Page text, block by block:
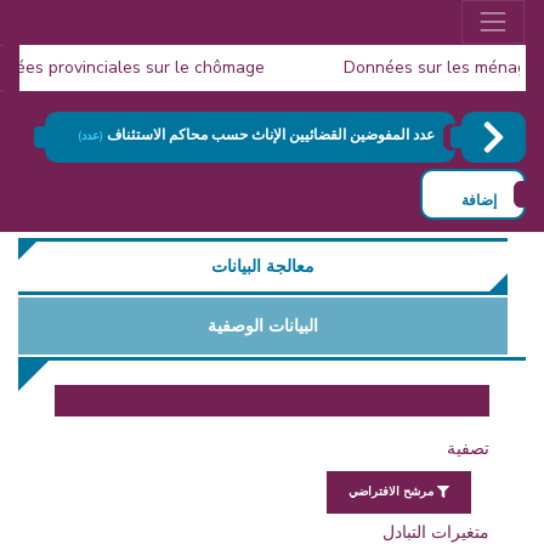
Données sur les
provinciales sur le chômage
Publication de la
عدد المفوضين القضائيين الإناث حسب محاكم الاستئناف (عدد)
إضافة
معالجة البيانات
البيانات الوصفية
تصفية
مرشح الافتراضي
متغيرات التبادل